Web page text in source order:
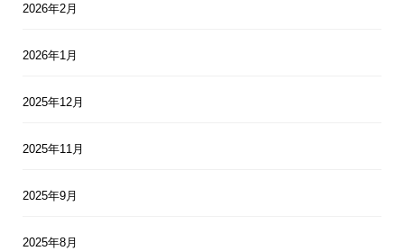
2026年2月
2026年1月
2025年12月
2025年11月
2025年9月
2025年8月